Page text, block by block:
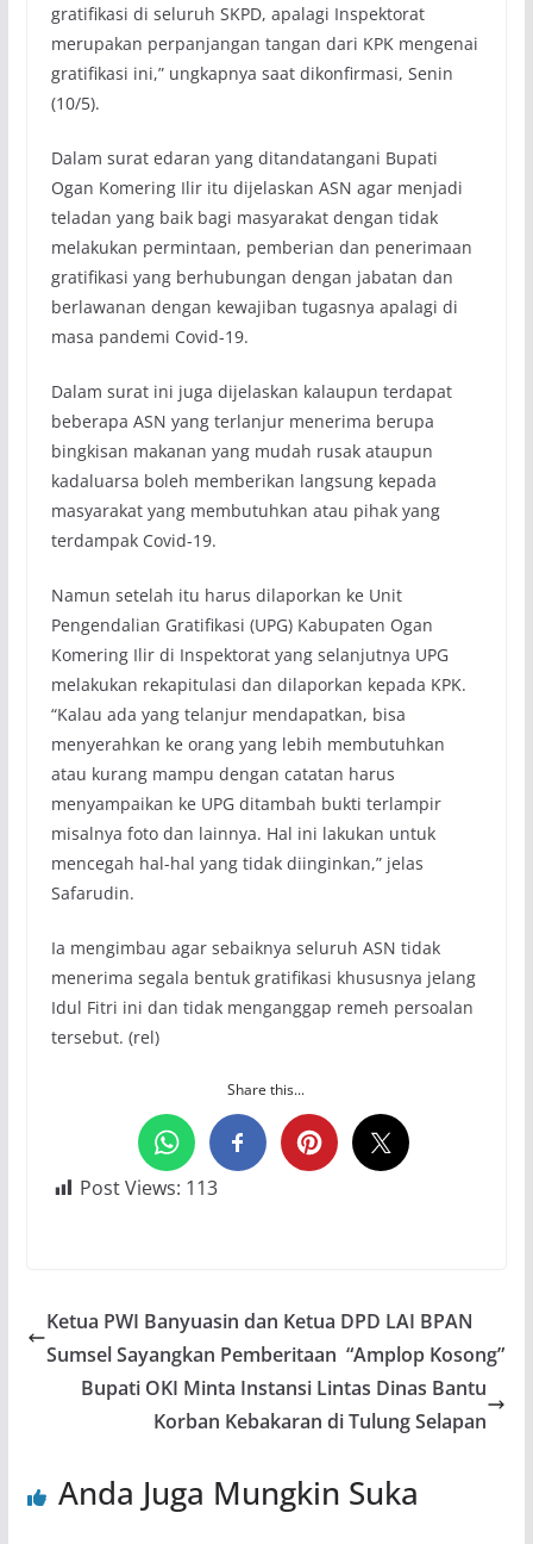
gratifikasi di seluruh SKPD, apalagi Inspektorat
merupakan perpanjangan tangan dari KPK mengenai
gratifikasi ini,” ungkapnya saat dikonfirmasi, Senin
(10/5).
Dalam surat edaran yang ditandatangani Bupati
Ogan Komering Ilir itu dijelaskan ASN agar menjadi
teladan yang baik bagi masyarakat dengan tidak
melakukan permintaan, pemberian dan penerimaan
gratifikasi yang berhubungan dengan jabatan dan
berlawanan dengan kewajiban tugasnya apalagi di
masa pandemi Covid-19.
Dalam surat ini juga dijelaskan kalaupun terdapat
beberapa ASN yang terlanjur menerima berupa
bingkisan makanan yang mudah rusak ataupun
kadaluarsa boleh memberikan langsung kepada
masyarakat yang membutuhkan atau pihak yang
terdampak Covid-19.
Namun setelah itu harus dilaporkan ke Unit
Pengendalian Gratifikasi (UPG) Kabupaten Ogan
Komering Ilir di Inspektorat yang selanjutnya UPG
melakukan rekapitulasi dan dilaporkan kepada KPK.
“Kalau ada yang telanjur mendapatkan, bisa
menyerahkan ke orang yang lebih membutuhkan
atau kurang mampu dengan catatan harus
menyampaikan ke UPG ditambah bukti terlampir
misalnya foto dan lainnya. Hal ini lakukan untuk
mencegah hal-hal yang tidak diinginkan,” jelas
Safarudin.
Ia mengimbau agar sebaiknya seluruh ASN tidak
menerima segala bentuk gratifikasi khususnya jelang
Idul Fitri ini dan tidak menganggap remeh persoalan
tersebut. (rel)
Share this...
Post Views: 113
Ketua PWI Banyuasin dan Ketua DPD LAI BPAN
Sumsel Sayangkan Pemberitaan “Amplop Kosong”
Bupati OKI Minta Instansi Lintas Dinas Bantu
Korban Kebakaran di Tulung Selapan
Anda Juga Mungkin Suka